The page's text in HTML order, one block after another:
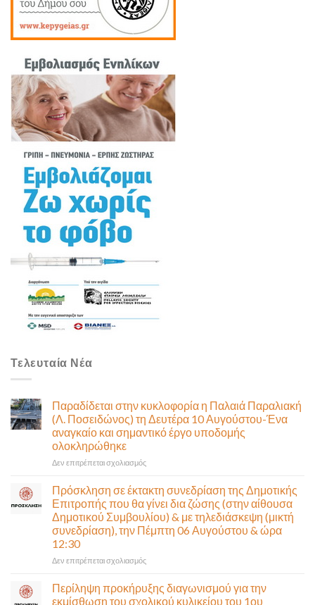
Τελευταία Νέα
Παραδίδεται στην κυκλοφορία η Παλαιά Παραλιακή
(Λ. Ποσειδώνος) τη Δευτέρα 10 Αυγούστου-Ένα
αναγκαίο και σημαντικό έργο υποδομής
ολοκληρώθηκε
Δεν επιτρέπεται σχολιασμόςστο
κυκλοφορία
η
Παλαιά
Παραλιακή
Ποσειδώνος)
10
Πρόσκληση σε έκτακτη συνεδρίαση της Δημοτικής
Επιτροπής που θα γίνει δια ζώσης (στην αίθουσα
Δημοτικού Συμβουλίου) & με τηλεδιάσκεψη (μικτή
συνεδρίαση), την Πέμπτη 06 Αυγούστου & ώρα
12:30
Δεν επιτρέπεται σχολιασμόςστο
σε
έκτακτη
Περίληψη προκήρυξης διαγωνισμού για την
εκμίσθωση του σχολικού κυλικείου του 1ου